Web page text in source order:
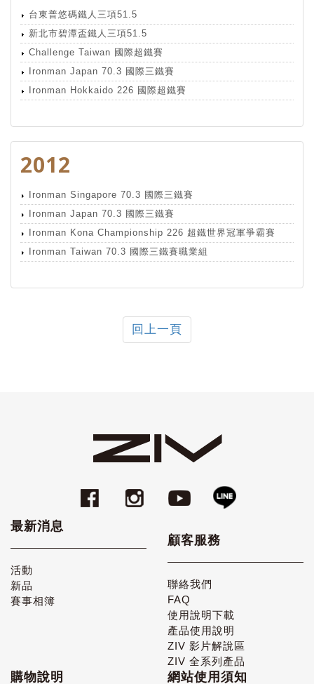
台東普悠碼鐵人三項51.5
新北市碧潭盃鐵人三項51.5
Challenge Taiwan 國際超鐵賽
Ironman Japan 70.3 國際三鐵賽
Ironman Hokkaido 226 國際超鐵賽
2012
Ironman Singapore 70.3 國際三鐵賽
Ironman Japan 70.3 國際三鐵賽
Ironman Kona Championship 226 超鐵世界冠軍爭霸賽
Ironman Taiwan 70.3 國際三鐵賽職業組
回上一頁
最新消息
活動
新品
賽事相簿
顧客服務
聯絡我們
FAQ
使用說明下載
產品使用說明
ZIV 影片解說區
ZIV 全系列產品
購物說明 網站使用須知